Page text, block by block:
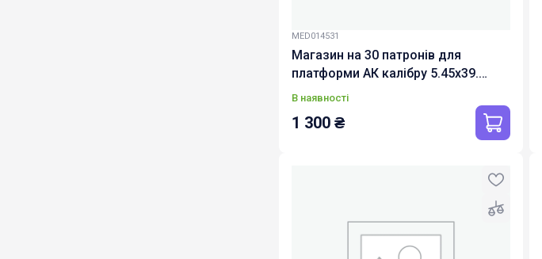
MED014531
Магазин на 30 патронів для
платформи AК калібру 5.45x39.
Чорний
В наявності
1 300 ₴